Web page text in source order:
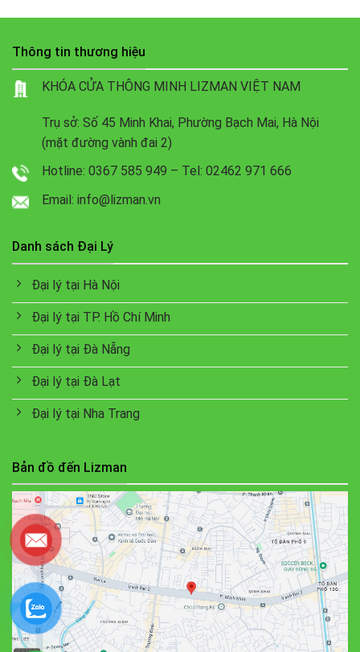
Thông tin thương hiệu
KHÓA CỬA THÔNG MINH LIZMAN VIỆT NAM
Trụ sở: Số 45 Minh Khai, Phường Bạch Mai, Hà Nội
(mặt đường vành đai 2)
Hotline: 0367 585 949 – Tel: 02462 971 666
Email: info@lizman.vn
Danh sách Đại Lý
Đại lý tại Hà Nội
Đại lý tại TP. Hồ Chí Minh
Đại lý tại Đà Nẵng
Đại lý tại Đà Lạt
Đại lý tại Nha Trang
Bản đồ đến Lizman